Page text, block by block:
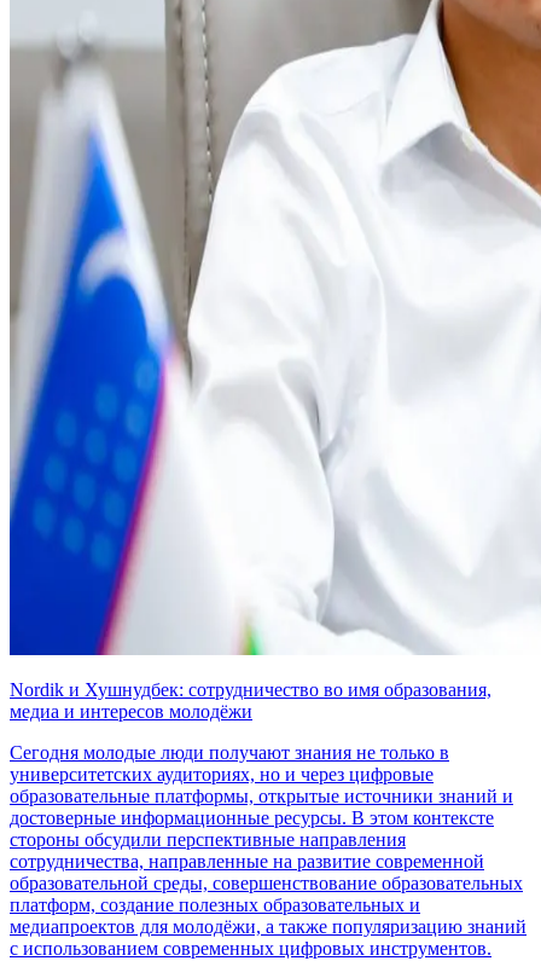
Nordik и Хушнудбек: сотрудничество во имя образования,
медиа и интересов молодёжи
Сегодня молодые люди получают знания не только в
университетских аудиториях, но и через цифровые
образовательные платформы, открытые источники знаний и
достоверные информационные ресурсы. В этом контексте
стороны обсудили перспективные направления
сотрудничества, направленные на развитие современной
образовательной среды, совершенствование образовательных
платформ, создание полезных образовательных и
медиапроектов для молодёжи, а также популяризацию знаний
с использованием современных цифровых инструментов.